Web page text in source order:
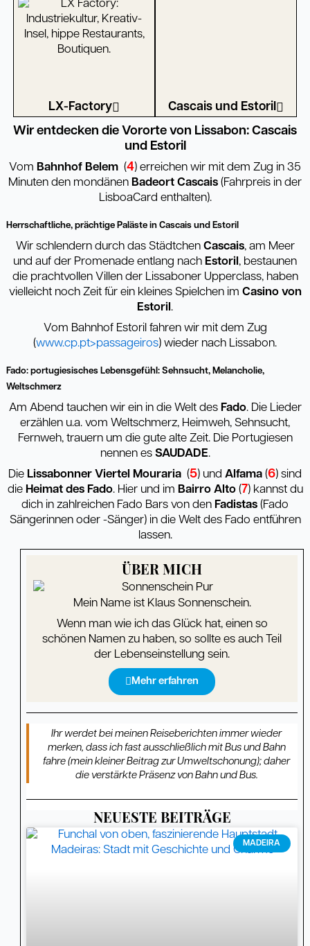
LX-Factory
Cascais und Estoril
Wir entdecken die Vororte von Lissabon: Cascais
und Estoril
Vom Bahnhof Belem (4) erreichen wir mit dem Zug in 35
Minuten den mondänen Badeort Cascais (Fahrpreis in der
LisboaCard enthalten).
Herrschaftliche, prächtige Paläste in Cascais und Estoril
Wir schlendern durch das Städtchen Cascais, am Meer
und auf der Promenade entlang nach Estoril , bestaunen
die prachtvollen Villen der Lissaboner Upperclass, haben
vielleicht noch Zeit für ein kleines Spielchen im Casino von
Estoril .
Vom Bahnhof Estoril fahren wir mit dem Zug
(www.cp.pt>passageiros) wieder nach Lissabon.
Fado: portugiesisches Lebensgefühl: Sehnsucht, Melancholie,
Weltschmerz
Am Abend tauchen wir ein in die Welt des Fado. Die Lieder
erzählen u.a. vom Weltschmerz, Heimweh, Sehnsucht,
Fernweh, trauern um die gute alte Zeit. Die Portugiesen
nennen es SAUDADE.
Die Lissabonner Viertel Mouraria (5) und Alfama (6) sind
die Heimat des Fado. Hier und im Bairro Alto(7) kannst du
dich in zahlreichen Fado Bars von den Fadistas (Fado
Sängerinnen oder -Sänger) in die Welt des Fado entführen
lassen.
ÜBER MICH
Mein Name ist Klaus Sonnenschein.
Wenn man wie ich das Glück hat, einen so
schönen Namen zu haben, so sollte es auch Teil
der Lebenseinstellung sein.
Mehr erfahren
Ihr werdet bei meinen Reiseberichten immer wieder
merken, dass ich fast ausschließlich mit Bus und Bahn
fahre (mein kleiner Beitrag zur Umweltschonung); daher
die verstärkte Präsenz von Bahn und Bus.
NEUESTE BEITRÄGE
MADEIRA
SeiteSeiteSeiteSeiteSeiteSeiteSeiteSeiteSeiteSeiteSeiteSeiteSeiteSeiteSeite
SeiteSeiteSeiteSeite